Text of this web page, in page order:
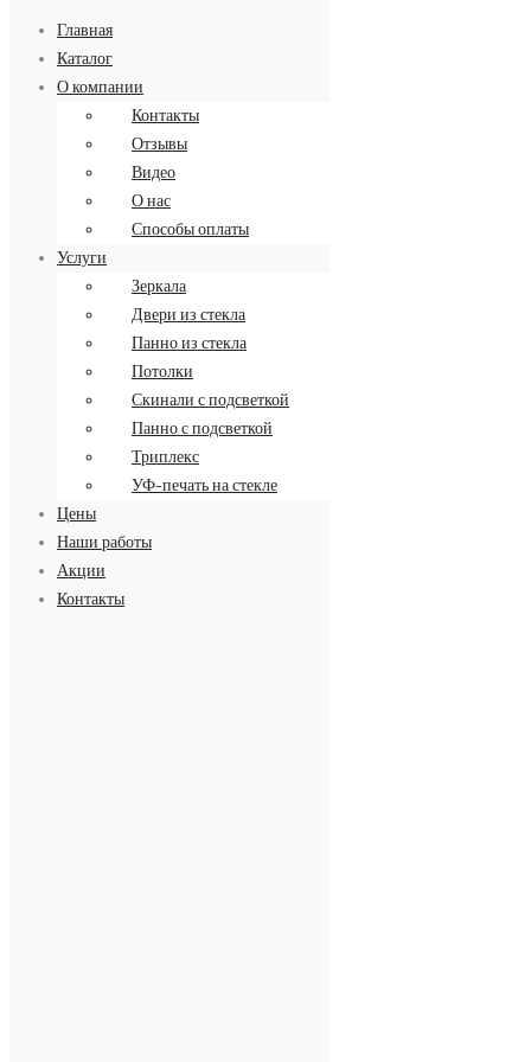
Заказать обратный звонок
8 (499) 34-34-713
Главная
Каталог
О компании
Контакты
Отзывы
Видео
О нас
Способы оплаты
Услуги
Зеркала
Двери из стекла
Панно из стекла
Потолки
Скинали с подсветкой
Панно с подсветкой
Триплекс
УФ-печать на стекле
Цены
Наши работы
Акции
Контакты